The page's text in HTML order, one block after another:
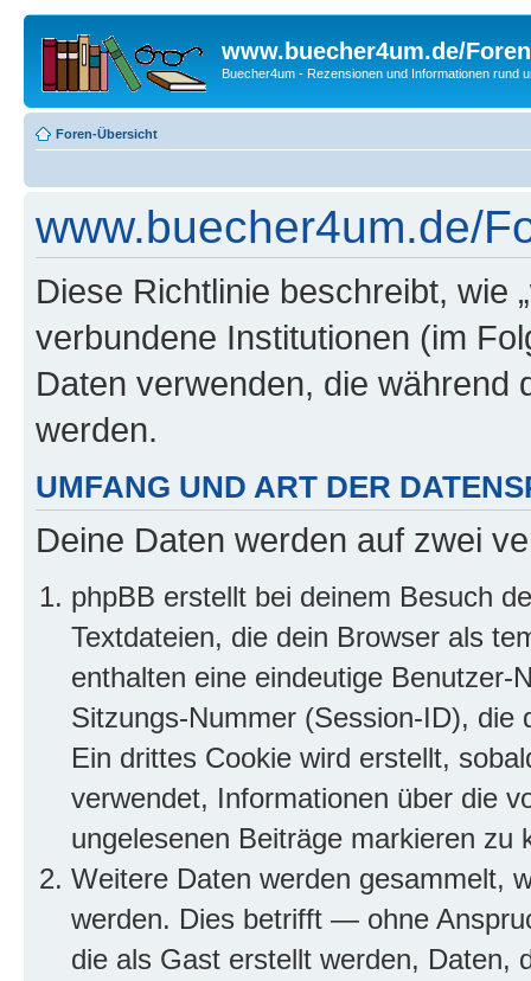
www.buecher4um.de/Foren
Buecher4um - Rezensionen und Informationen rund
Foren-Übersicht
www.buecher4um.de/
Diese Richtlinie beschreibt, wie
verbundene Institutionen (im
Daten verwenden, die während
werden.
UMFANG UND ART DER
Deine Daten werden auf zwei
phpBB erstellt bei deinem Besuch
Textdateien, die dein Browser als
enthalten eine eindeutige
Sitzungs-Nummer (Session-ID), die
Ein drittes Cookie wird erstellt,
verwendet, Informationen über die
ungelesenen Beiträge markieren zu
Weitere Daten werden gesammelt,
werden. Dies betrifft — ohne
die als Gast erstellt werden, Daten,